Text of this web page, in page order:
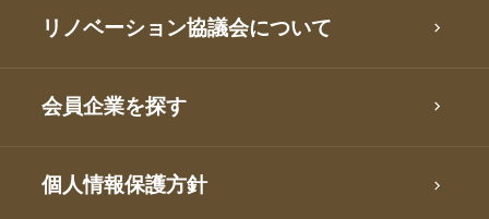
リノベーション協議会について
会員企業を探す
個人情報保護方針